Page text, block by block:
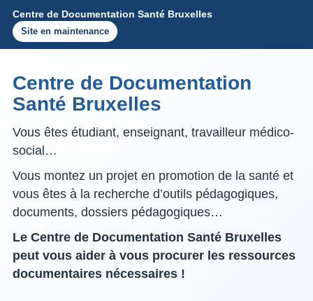
Centre de Documentation Santé Bruxelles
Site en maintenance
Centre de Documentation
Santé Bruxelles
Vous êtes étudiant, enseignant, travailleur médico-
social…
Vous montez un projet en promotion de la santé et
vous êtes à la recherche d’outils pédagogiques,
documents, dossiers pédagogiques…
Le Centre de Documentation Santé Bruxelles
peut vous aider à vous procurer les ressources
documentaires nécessaires !